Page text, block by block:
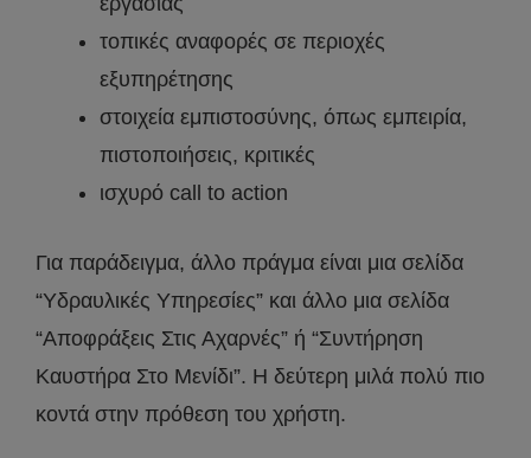
τοπικές αναφορές σε περιοχές
εξυπηρέτησης
στοιχεία εμπιστοσύνης, όπως εμπειρία,
πιστοποιήσεις, κριτικές
ισχυρό call to action
Για παράδειγμα, άλλο πράγμα είναι μια σελίδα
“Υδραυλικές Υπηρεσίες” και άλλο μια σελίδα
“Αποφράξεις Στις Αχαρνές” ή “Συντήρηση
Καυστήρα Στο Μενίδι”. Η δεύτερη μιλά πολύ πιο
κοντά στην πρόθεση του χρήστη.